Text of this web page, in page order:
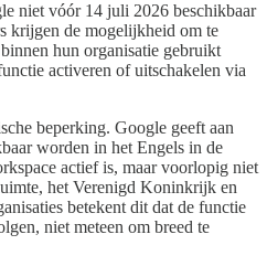
niet vóór 14 juli 2026 beschikbaar
krijgen de mogelijkheid om te
hun organisatie gebruikt
activeren of uitschakelen via
beperking. Google geeft aan
worden in het Engels in de
actief is, maar voorlopig niet
het Verenigd Koninkrijk en
betekent dit dat de functie
niet meteen om breed te